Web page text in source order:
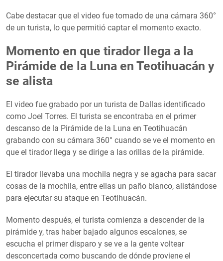
Cabe destacar que el video fue tomado de una cámara 360°
de un turista, lo que permitió captar el momento exacto.
Momento en que tirador llega a la
Pirámide de la Luna en Teotihuacán y
se alista
El video fue grabado por un turista de Dallas identificado
como Joel Torres. El turista se encontraba en el primer
descanso de la Pirámide de la Luna en Teotihuacán
grabando con su cámara 360° cuando se ve el momento en
que el tirador llega y se dirige a las orillas de la pirámide.
El tirador llevaba una mochila negra y se agacha para sacar
cosas de la mochila, entre ellas un paño blanco, alistándose
para ejecutar su ataque en Teotihuacán.
Momento después, el turista comienza a descender de la
pirámide y, tras haber bajado algunos escalones, se
escucha el primer disparo y se ve a la gente voltear
desconcertada como buscando de dónde proviene el